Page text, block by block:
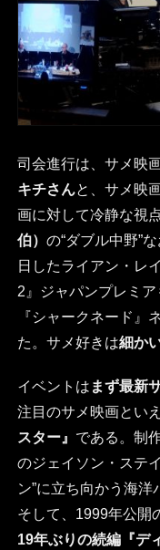
司会進行は、サメ映
キチさんと、サメ映
画に対して冷静な視
伯） の“ダブル中野”
日したライアン・レ
2』ジャパンプレミ
『シャークネード』
た。サメ好きは細か
イベントは まず最新
注目のサメ映画とい
スター』 である。制
のジェイソン・ステ
ン”に立ち向かう海洋
そして、1999年公開
19年ぶりの続編『デ